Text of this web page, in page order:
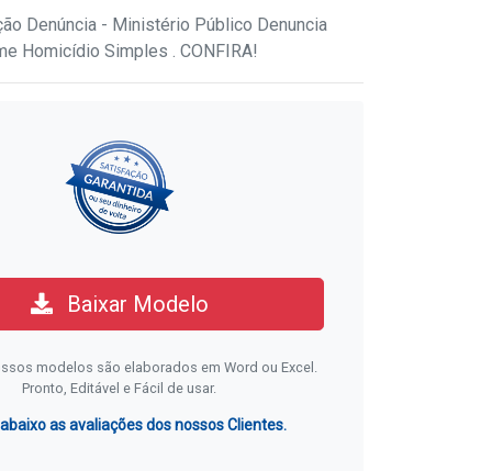
Denúncia - Ministério Público Denuncia
Homicídio Simples . CONFIRA!
Baixar Modelo
modelos são elaborados em Word ou Excel.
Pronto, Editável e Fácil de usar.
abaixo as avaliações dos nossos Clientes.